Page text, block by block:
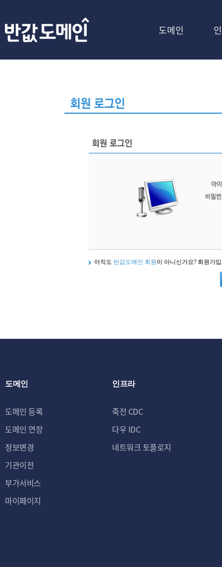
도메인
아직도 반값도메인 회원 이 아니신가요? 회원가
도메인
도메인 등록
도메인 연장
정보변경
기관이전
부가서비스
마이페이지
인프라
죽전 CDC
다우 IDC
네트워크 토플로지